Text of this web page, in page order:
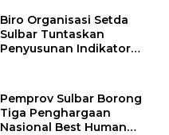
Biro Organisasi Setda
Sulbar Tuntaskan
Penyusunan Indikator
Pemprov Sulbar Borong
Tiga Penghargaan
Nasional Best Human